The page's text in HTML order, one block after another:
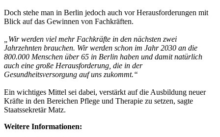
Doch stehe man in Berlin jedoch auch vor Herausforderungen mit
Blick auf das Gewinnen von Fachkräften.
„Wir werden viel mehr Fachkräfte in den nächsten zwei
Jahrzehnten brauchen. Wir werden schon im Jahr 2030 an die
800.000 Menschen über 65 in Berlin haben und damit natürlich
auch eine große Herausforderung, die in der
Gesundheitsversorgung auf uns zukommt.“
Ein wichtiges Mittel sei dabei, verstärkt auf die Ausbildung neuer
Kräfte in den Bereichen Pflege und Therapie zu setzen, sagte
Staatssekretär Matz.
Weitere Informationen: